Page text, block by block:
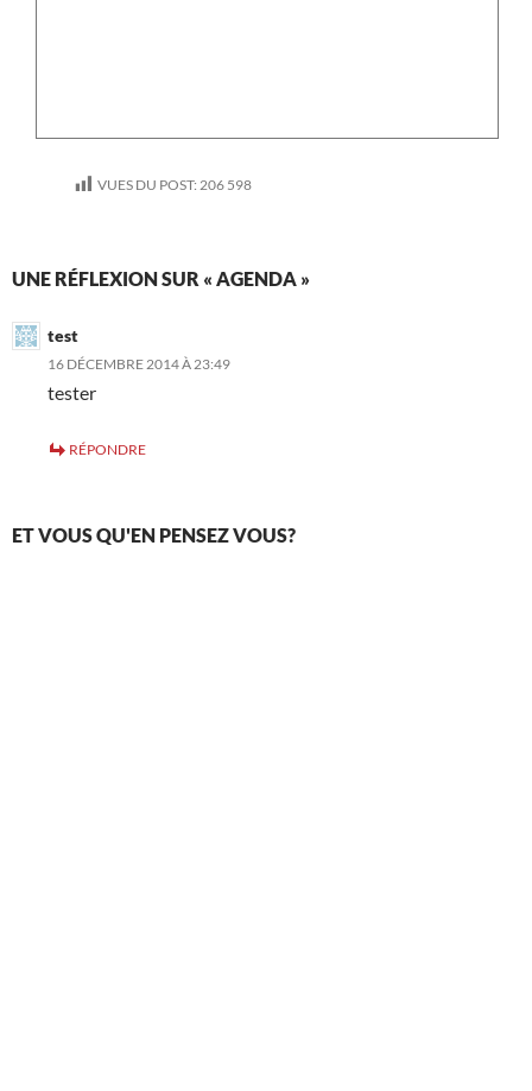
VUES DU POST: 206 598
UNE RÉFLEXION SUR « AGENDA »
test
16 DÉCEMBRE 2014 À 23:49
tester
RÉPONDRE
ET VOUS QU'EN PENSEZ VOUS?